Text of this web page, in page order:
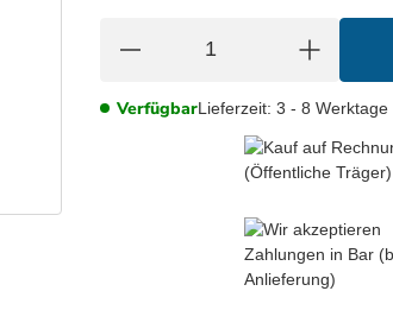
VerfügbarLieferzeit: 3 - 8 Werktage